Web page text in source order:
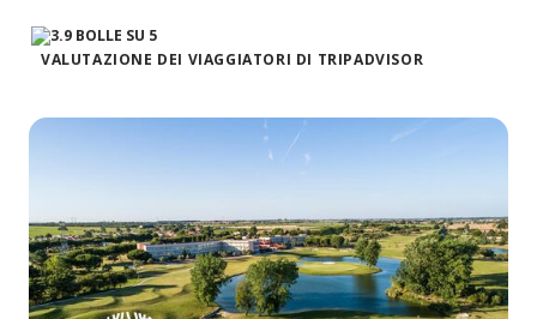
VALUTAZIONE DEI VIAGGIATORI DI TRIPADVISOR